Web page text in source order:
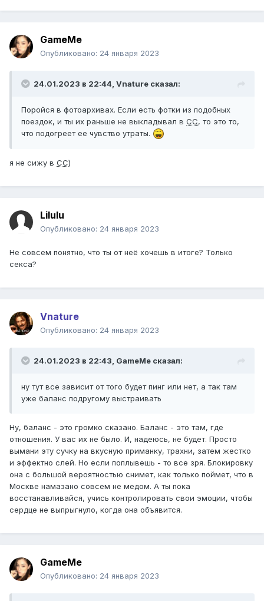
GameMe
Опубликовано: 24 января 2023
24.01.2023 в 22:44, Vnature сказал:
Поройся в фотоархивах. Если есть фотки из подобных
поездок, и ты их раньше не выкладывал в СС, то это то,
что подогреет ее чувство утраты.
я не сижу в СС)
Lilulu
Опубликовано: 24 января 2023
Не совсем понятно, что ты от неё хочешь в итоге? Только
секса?
Vnature
Опубликовано: 24 января 2023
24.01.2023 в 22:43, GameMe сказал:
ну тут все зависит от того будет пинг или нет, а так там
уже баланс подругому выстраивать
Ну, баланс - это громко сказано. Баланс - это там, где
отношения. У вас их не было. И, надеюсь, не будет. Просто
вымани эту сучку на вкусную приманку, трахни, затем жестко
и эффектно слей. Но если поплывешь - то все зря. Блокировку
она с большой вероятностью снимет, как только поймет, что в
Москве намазано совсем не медом. А ты пока
восстанавливайся, учись контролировать свои эмоции, чтобы
сердце не выпрыгнуло, когда она объявится.
GameMe
Опубликовано: 24 января 2023